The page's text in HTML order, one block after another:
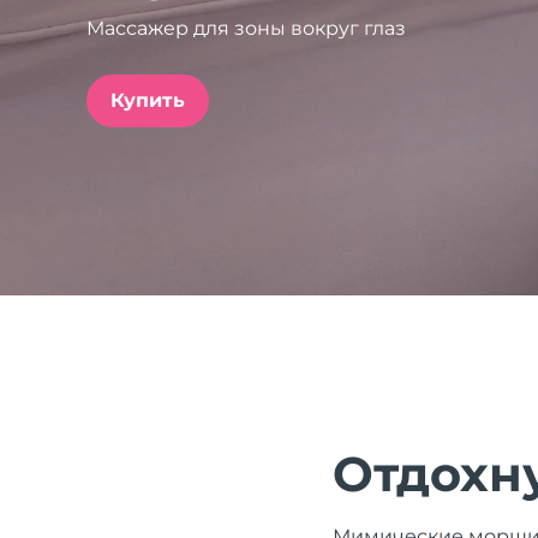
Массажер для зоны вокруг глаз
Купить
issa™ Teeth Whitening Set
ПОДАРКИ И НАБОРЫ